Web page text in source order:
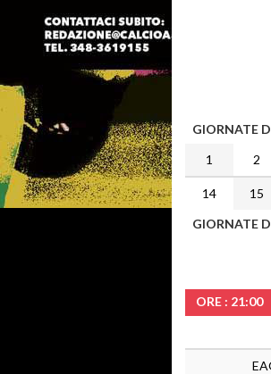
GIORNATE
1
2
14 15
GIORNATE
ORE : 21:00